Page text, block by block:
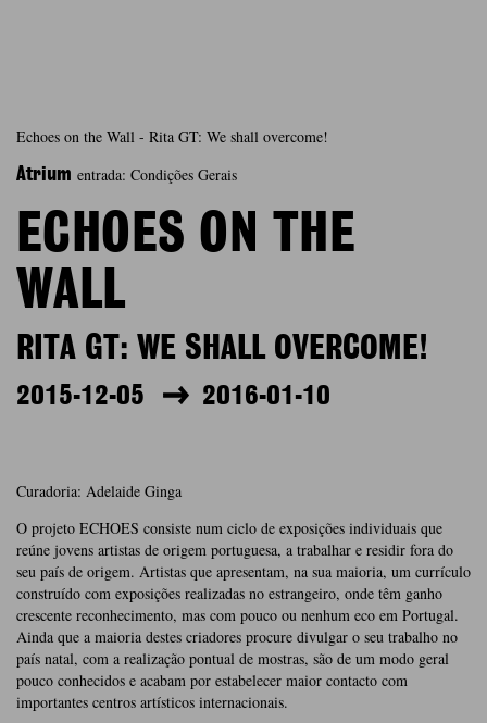
Echoes on the Wall - Rita GT: We shall overcome!
Atrium entrada: Condições Gerais
ECHOES ON THE
WALL
RITA GT: WE SHALL OVERCOME!
2015-12-05 2016-01-10
Curadoria: Adelaide Ginga
O projeto ECHOES consiste num ciclo de exposições individuais que
reúne jovens artistas de origem portuguesa, a trabalhar e residir fora do
seu país de origem. Artistas que apresentam, na sua maioria, um currículo
construído com exposições realizadas no estrangeiro, onde têm ganho
crescente reconhecimento, mas com pouco ou nenhum eco em Portugal.
Ainda que a maioria destes criadores procure divulgar o seu trabalho no
país natal, com a realização pontual de mostras, são de um modo geral
pouco conhecidos e acabam por estabelecer maior contacto com
importantes centros artísticos internacionais.